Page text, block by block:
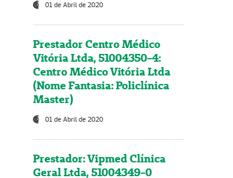
01 de Abril de 2020
Prestador Centro Médico
Vitória Ltda, 51004350-4:
Centro Médico Vitória Ltda
(Nome Fantasia: Policlínica
Master)
01 de Abril de 2020
Prestador: Vipmed Clínica
Geral Ltda, 51004349-0